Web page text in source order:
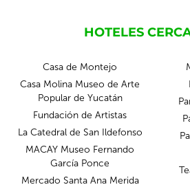
HOTELES
Casa de Montejo
Casa Molina Museo de Arte
Popular de Yucatán
Fundación de Artistas
La Catedral de San Ildefonso
MACAY Museo Fernando
García Ponce
Mercado Santa Ana Merida